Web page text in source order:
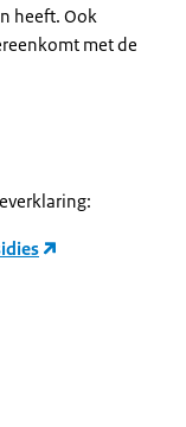
heeft. Ook
met de